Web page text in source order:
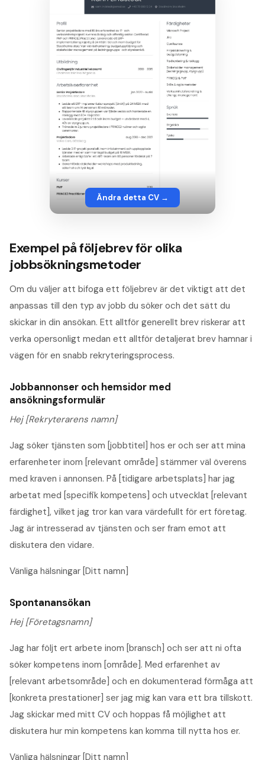
Ändra detta CV →
Exempel på följebrev för olika
jobbsökningsmetoder
Om du väljer att bifoga ett följebrev är det viktigt att det
anpassas till den typ av jobb du söker och det sätt du
skickar in din ansökan. Ett alltför generellt brev riskerar att
verka opersonligt medan ett alltför detaljerat brev hamnar i
vägen för en snabb rekryteringsprocess.
Jobbannonser och hemsidor med
ansökningsformulär
Hej [Rekryterarens namn]
Jag söker tjänsten som [jobbtitel] hos er och ser att mina
erfarenheter inom [relevant område] stämmer väl överens
med kraven i annonsen. På [tidigare arbetsplats] har jag
arbetat med [specifik kompetens] och utvecklat [relevant
färdighet], vilket jag tror kan vara värdefullt för ert företag.
Jag är intresserad av tjänsten och ser fram emot att
diskutera den vidare.
Vänliga hälsningar [Ditt namn]
Spontanansökan
Hej [Företagsnamn]
Jag har följt ert arbete inom [bransch] och ser att ni ofta
söker kompetens inom [område]. Med erfarenhet av
[relevant arbetsområde] och en dokumenterad förmåga att
[konkreta prestationer] ser jag mig kan vara ett bra tillskott.
Jag skickar med mitt CV och hoppas få möjlighet att
diskutera hur min kompetens kan komma till nytta hos er.
Vänliga hälsningar [Ditt namn]